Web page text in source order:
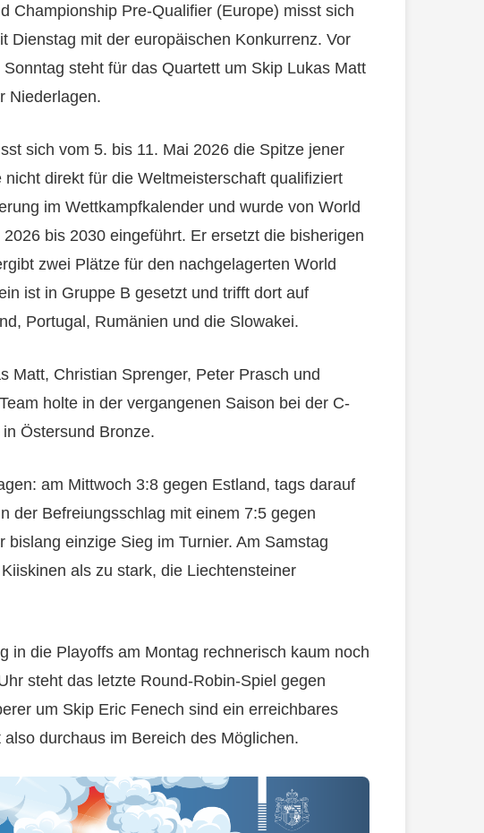
Championship Pre-Qualifier (Europe) misst sich
Dienstag mit der europäischen Konkurrenz. Vor
steht für das Quartett um Skip Lukas Matt
Niederlagen.
sich vom 5. bis 11. Mai 2026 die Spitze jener
direkt für die Weltmeisterschaft qualifiziert
im Wettkampfkalender und wurde von World
bis 2030 eingeführt. Er ersetzt die bisherigen
zwei Plätze für den nachgelagerten World
ist in Gruppe B gesetzt und trifft dort auf
Portugal, Rumänien und die Slowakei.
Matt, Christian Sprenger, Peter Prasch und
holte in der vergangenen Saison bei der C-
Östersund Bronze.
am Mittwoch 3:8 gegen Estland, tags darauf
der Befreiungsschlag mit einem 7:5 gegen
einzige Sieg im Turnier. Am Samstag
als zu stark, die Liechtensteiner
in die Playoffs am Montag rechnerisch kaum noch
steht das letzte Round-Robin-Spiel gegen
um Skip Eric Fenech sind ein erreichbares
durchaus im Bereich des Möglichen.